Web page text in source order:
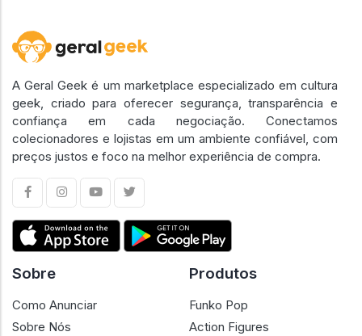
A Geral Geek é um marketplace especializado em cultura
geek, criado para oferecer segurança, transparência e
confiança em cada negociação. Conectamos
colecionadores e lojistas em um ambiente confiável, com
preços justos e foco na melhor experiência de compra.
Sobre
Como Anunciar
Sobre Nós
Produtos
Funko Pop
Action Figures